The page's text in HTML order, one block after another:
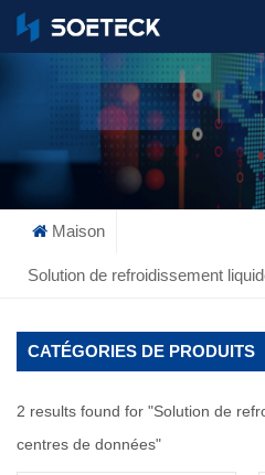
What Are You
Maison
Solution de refroidissement
CATÉGORIES DE PRODUITS
2 results found for "Solution de
centres de données"